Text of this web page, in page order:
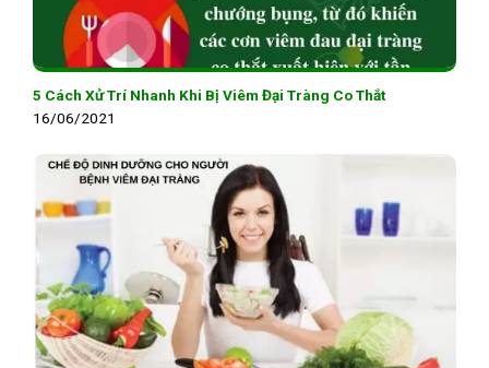
5 Cách Xử Trí Nhanh Khi Bị Viêm Đại Tràng Co Thắt
16/06/2021